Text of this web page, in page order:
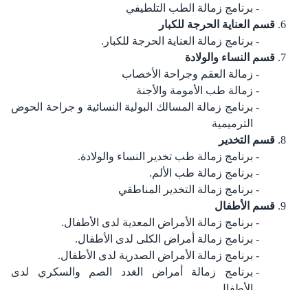
برنامج زمالة الطب التلطيفي
قسم العناية الحرجة للكبار
برنامج زمالة العناية الحرجة للكبار.
قسم النساء والولادة
زمالة العقم وجراحة الأخصاب
زمالة طب الأمومة والأجنة
برنامج زمالة المسالك البولية النسائية و جراحة الحوض
الترميمية
قسم التخدير
برنامج زمالة طب تخدير النساء والولادة.
برنامج زمالة طب الألم.
برنامج زمالة التخدير المناطقي
قسم الأطفال
برنامج زمالة الأمراض المعدية لدى الأطفال.
برنامج زمالة أمراض الكلى لدى الأطفال.
برنامج زمالة الأمراض الصدرية لدى الأطفال.
برنامج زمالة أمراض الغدد الصم والسكري لدى